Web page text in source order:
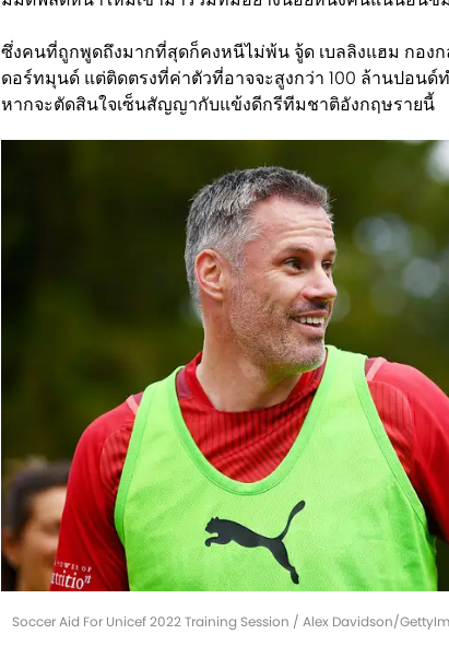
ซึ่งคนที่ถูกพูดถึงมากที่สุดก็คงหนีไม่พ้น จู้ด เบลลิงแฮม กองก
ดอร์ทมุนด์ แต่ติดตรงที่ค่าตัวที่อาจจะสูงกว่า 100 ล้านปอนด์
หากจะตัดสินใจเซ็นสัญญากับแข้งดีกรีทีมชาติอังกฤษรายนี้
Soccer Aid For Unicef 2022 Training Session / Alex Davidson/